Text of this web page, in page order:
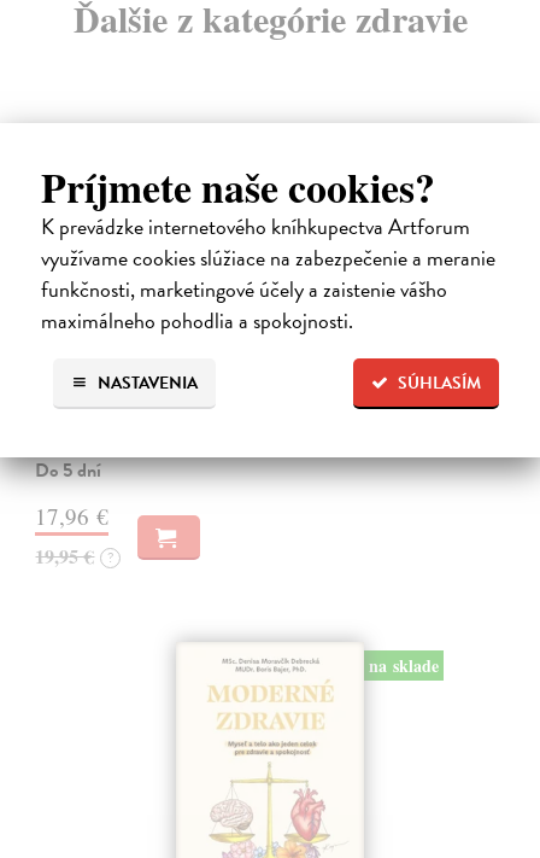
Príjmete naše cookies?
K prevádzke internetového kníhkupectva Artforum
využívame cookies slúžiace na zabezpečenie a meranie
funkčnosti, marketingové účely a zaistenie vášho
maximálneho pohodlia a spokojnosti.
SÚHLASÍM
NASTAVENIA
Ďalšie z kategórie zdravie
novinka
Kód zad
Novotný Michal| Kniha
Do 5 dní
17,96 €
19,95 € ?
na sklade